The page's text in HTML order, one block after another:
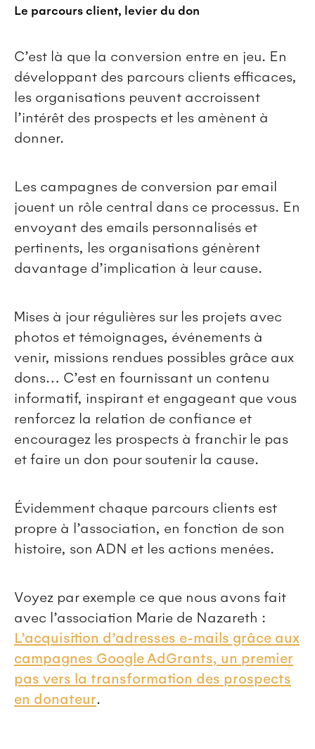
Le parcours client, levier du don
C’est là que la conversion entre en jeu. En
développant des parcours clients efficaces,
les organisations peuvent accroissent
l’intérêt des prospects et les amènent à
donner.
Les campagnes de conversion par email
jouent un rôle central dans ce processus. En
envoyant des emails personnalisés et
pertinents, les organisations génèrent
davantage d’implication à leur cause.
Mises à jour régulières sur les projets avec
photos et témoignages, événements à
venir, missions rendues possibles grâce aux
dons… C’est en fournissant un contenu
informatif, inspirant et engageant que vous
renforcez la relation de confiance et
encouragez les prospects à franchir le pas
et faire un don pour soutenir la cause.
Évidemment chaque parcours clients est
propre à l’association, en fonction de son
histoire, son ADN et les actions menées.
Voyez par exemple ce que nous avons fait
avec l’association Marie de Nazareth :
L’acquisition d’adresses e-mails grâce aux
campagnes Google AdGrants, un premier
pas vers la transformation des prospects
en donateur.